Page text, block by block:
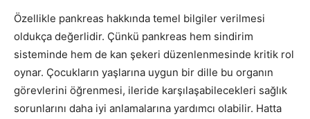
Özellikle pankreas hakkında temel bilgiler verilmesi
oldukça değerlidir. Çünkü pankreas hem sindirim
sisteminde hem de kan şekeri düzenlenmesinde kritik rol
oynar. Çocukların yaşlarına uygun bir dille bu organın
görevlerini öğrenmesi, ileride karşılaşabilecekleri sağlık
sorunlarını daha iyi anlamalarına yardımcı olabilir. Hatta